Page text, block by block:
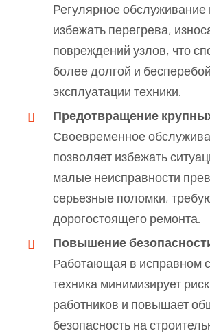
Регулярное обслуживание
избежать перегрева,
повреждений узлов, что
более долгой и
эксплуатации техники.
Предотвращение
Своевременное
позволяет избежать
малые неисправности
серьезные поломки,
дорогостоящего ремонта.
Повышение
Работающая в исправном
техника минимизирует
работников и повышает
безопасность на